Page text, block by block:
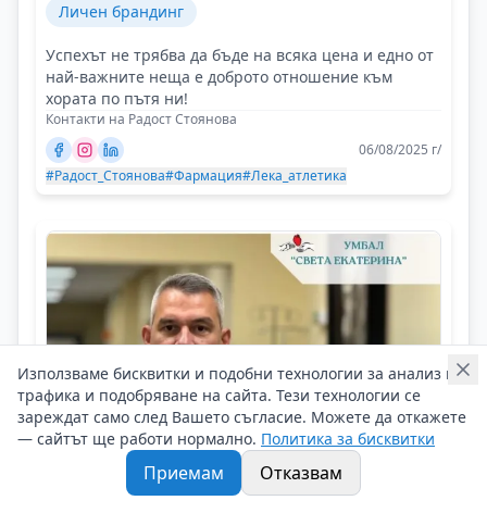
Личен брандинг
Успехът не трябва да бъде на всяка цена и едно от
най-важните неща е доброто отношение към
хората по пътя ни!
Контакти на Радост Стоянова
06/08/2025 г/
#Радост_Стоянова#Фармация#Лека_атлетика
Използваме бисквитки и подобни технологии за анализ на
трафика и подобряване на сайта. Тези технологии се
зареждат само след Вашето съгласие. Можете да откажете
— сайтът ще работи нормално. Политика за бисквитки
Приемам Отказвам